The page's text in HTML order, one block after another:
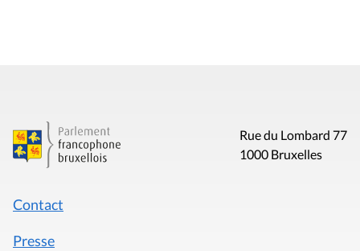
Rue du Lombard 77
1000 Bruxelles
Contact
Presse